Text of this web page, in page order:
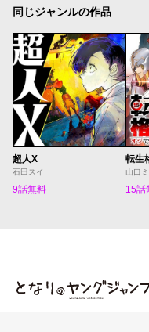
同じジャンルの作品
超人X
石田スイ
9話無料
山口
15話
となりのヤ